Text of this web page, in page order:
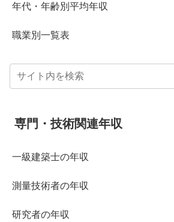
年代・年齢別平均年収
職業別一覧表
専門・技術関連年収
一級建築士の年収
測量技術者の年収
研究者の年収